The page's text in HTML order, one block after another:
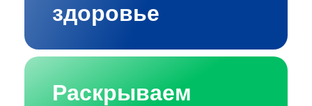
здоровье
Раскрываем